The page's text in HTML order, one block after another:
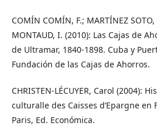
COMÍN COMÍN, F.; MARTÍNEZ SOTO,
MONTAUD, I. (2010): Las Cajas de
de Ultramar, 1840-1898. Cuba y
Fundación de las Cajas de Ahorros.
CHRISTEN-LÉCUYER, Carol (2004):
culturalle des Caisses d’Epargne en
Paris, Ed. Económica.